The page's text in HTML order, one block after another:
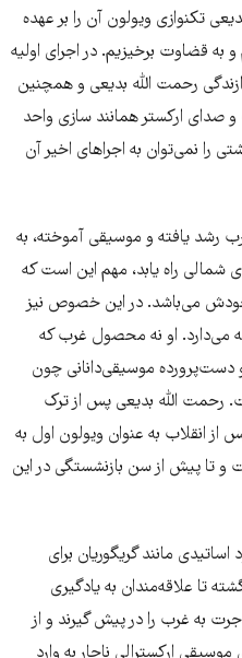
تکنوازی ویولون آن را بر عهده
به قضاوت برخیزیم. در اجرای اولیه
رحمت الله بدیعی و همچنین
صدای ارکستر همانند سازی واحد
را نمی‌توان به اجراهای اخیر آن
رشد یافته و موسیقی آموخته، به
شمالی راه یابد، مهم این است که
می‌باشد. در این خصوص نیز
می‌دارد. او نه محصول غرب که
دست‌پرورده موسیقی‌دانانی چون
رحمت الله بدیعی پس از ترک
انقلاب به عنوان ویولون اول به
و تا پیش از سن بازنشستگی در این
مانند گریگوریان برای
علاقه‌مندان به یادگیری
به غرب را در پیش گیرند و از